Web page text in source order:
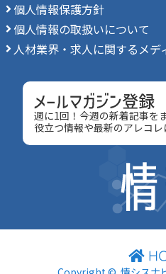
個人情報保護方針
個人情報の取扱いについて
人材業界・求人に関するメデ
週に1回！今週の新着記事を
役立つ情報や最新のアレコ